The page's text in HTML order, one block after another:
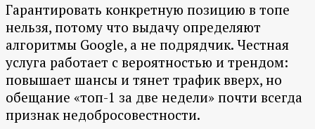
Гарантировать конкретную позицию в топе
нельзя, потому что выдачу определяют
алгоритмы Google, а не подрядчик. Честная
услуга работает с вероятностью и трендом:
повышает шансы и тянет трафик вверх, но
обещание «топ-1 за две недели» почти всегда
признак недобросовестности.